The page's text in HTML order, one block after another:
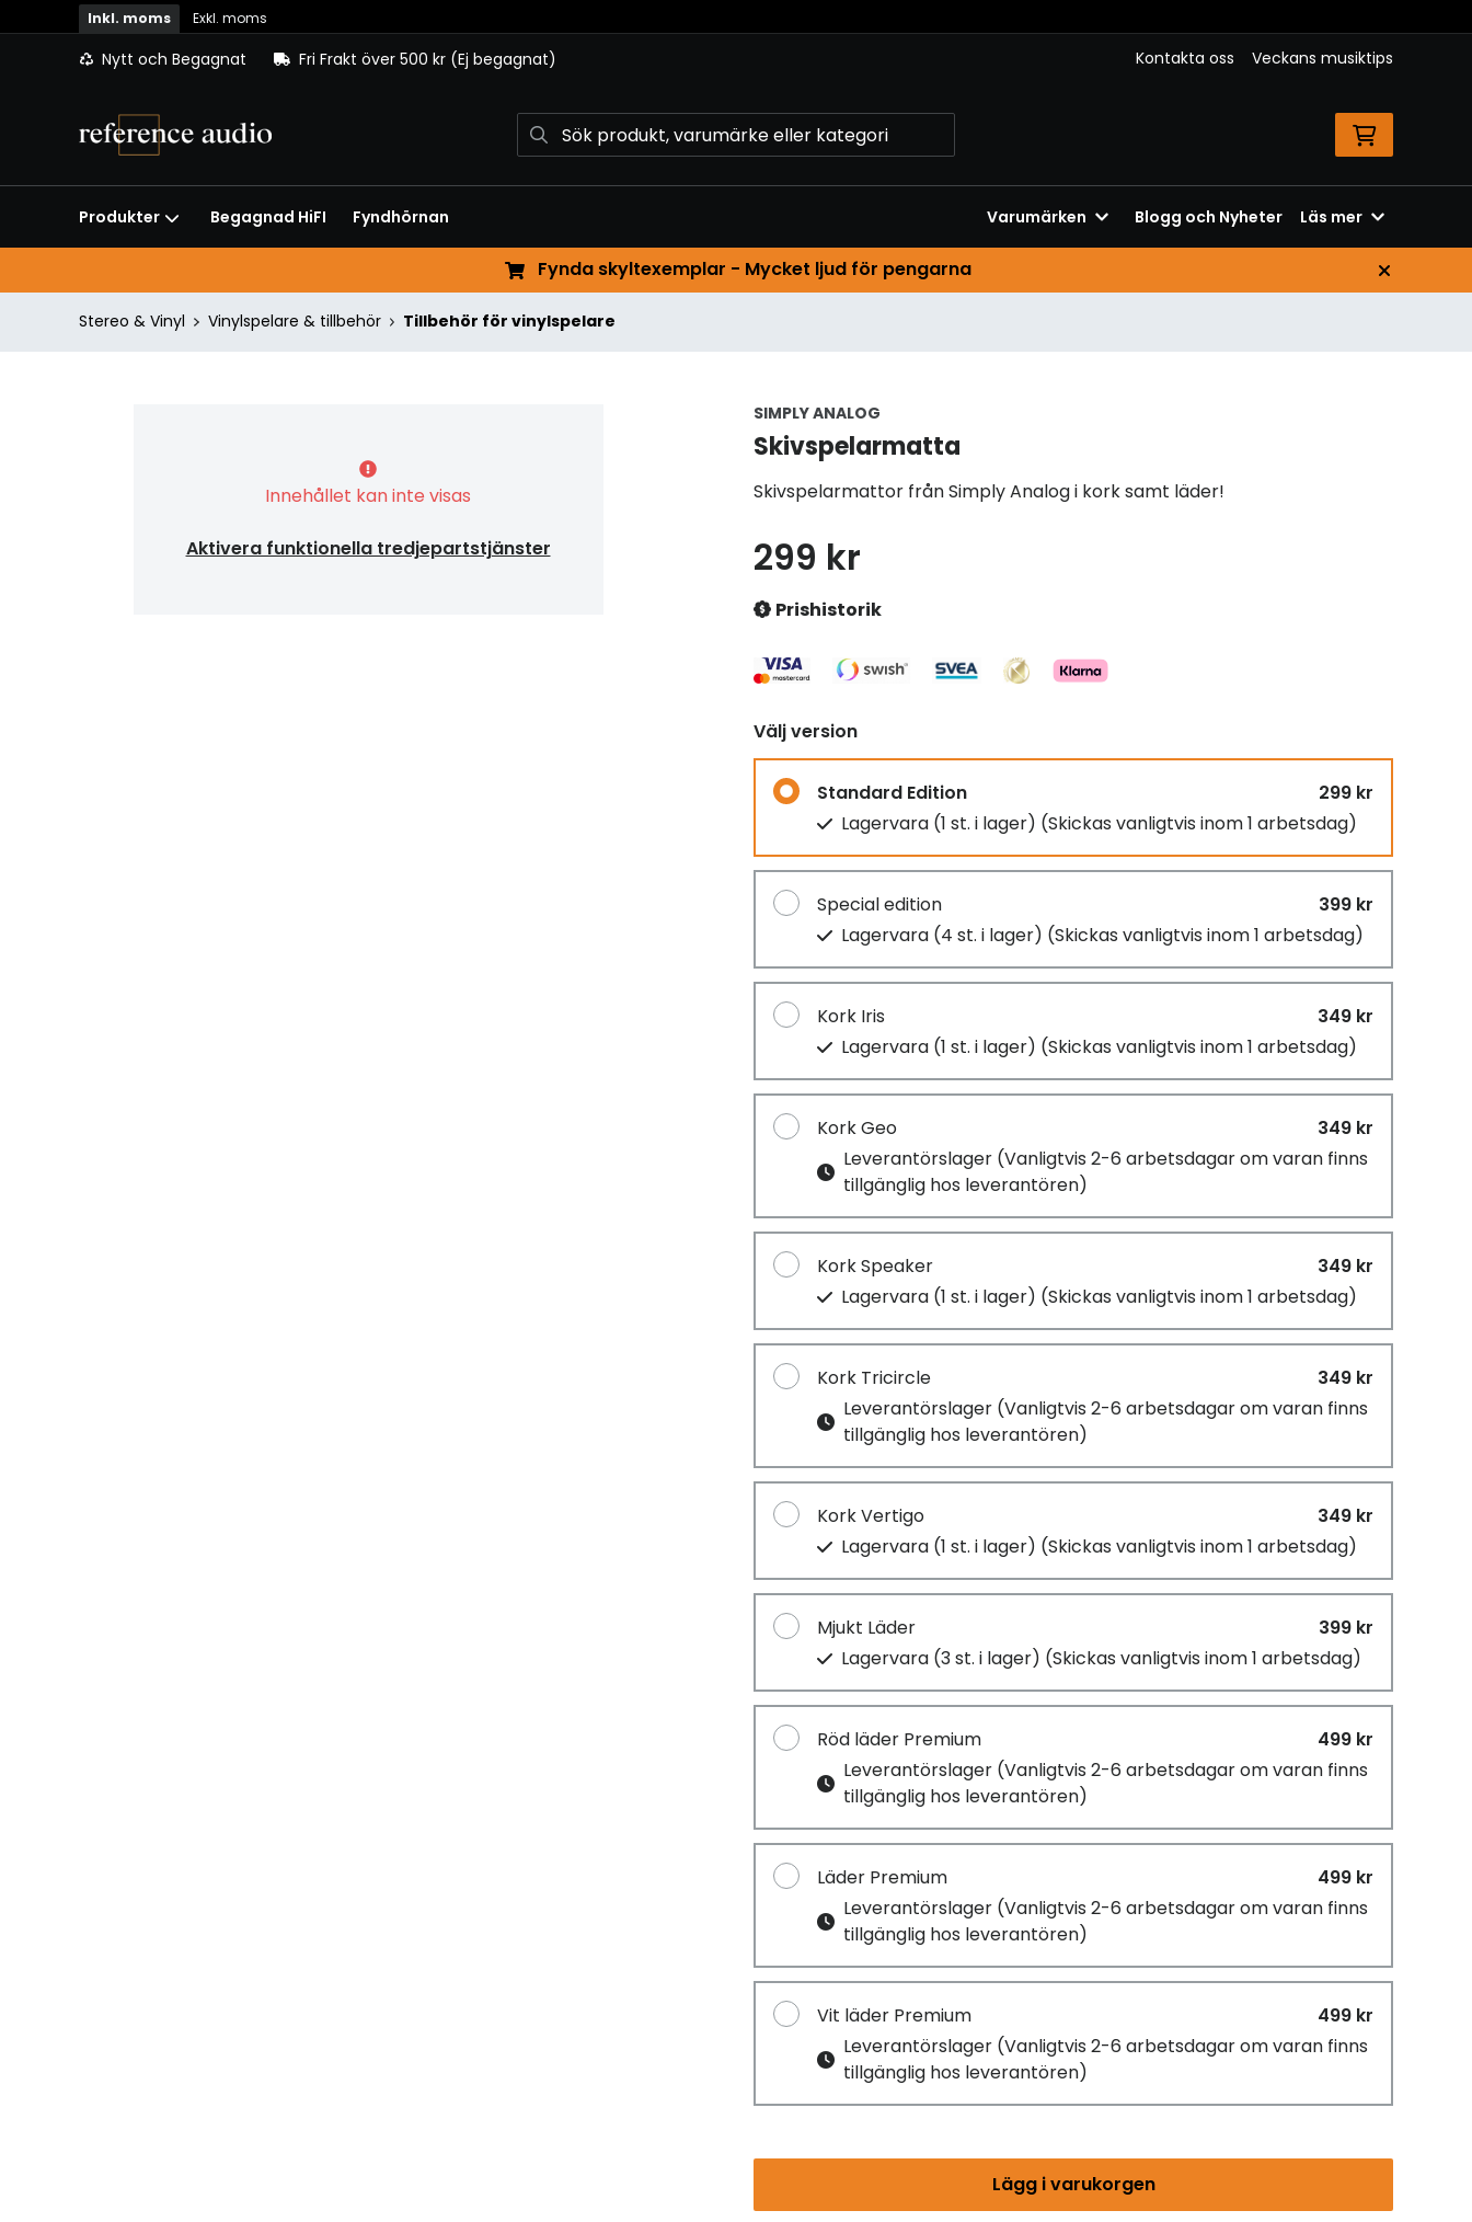
Inkl. moms Exkl. moms
Nytt och Begagnat Fri Frakt över 500 kr (Ej begagnat) Kontakta oss Veckans musiktips
Produkter Begagnad HiFI Fyndhörnan Varumärken Blogg och Nyheter Läs mer
Fynda skyltexemplar - Mycket ljud för pengarna
Stereo & Vinyl Vinylspelare & tillbehör Tillbehör för vinylspelare
Innehållet kan inte visas
Aktivera funktionella tredjepartstjänster
SIMPLY ANALOG
Skivspelarmatta
Skivspelarmattor från Simply Analog i kork samt läder!
299 kr
Prishistorik
Välj version
Standard Edition
299 kr
Lagervara (1 st. i lager) (Skickas vanligtvis inom 1 arbetsdag)
Special edition
399 kr
Lagervara (4 st. i lager) (Skickas vanligtvis inom 1 arbetsdag)
Kork Iris
349 kr
Lagervara (1 st. i lager) (Skickas vanligtvis inom 1 arbetsdag)
Kork Geo
349 kr
Leverantörslager (Vanligtvis 2-6 arbetsdagar om varan finns
tillgänglig hos leverantören)
Kork Speaker
349 kr
Lagervara (1 st. i lager) (Skickas vanligtvis inom 1 arbetsdag)
Kork Tricircle
349 kr
Leverantörslager (Vanligtvis 2-6 arbetsdagar om varan finns
tillgänglig hos leverantören)
Kork Vertigo
349 kr
Lagervara (1 st. i lager) (Skickas vanligtvis inom 1 arbetsdag)
Mjukt Läder
399 kr
Lagervara (3 st. i lager) (Skickas vanligtvis inom 1 arbetsdag)
Röd läder Premium
499 kr
Leverantörslager (Vanligtvis 2-6 arbetsdagar om varan finns
tillgänglig hos leverantören)
Läder Premium
499 kr
Leverantörslager (Vanligtvis 2-6 arbetsdagar om varan finns
tillgänglig hos leverantören)
Vit läder Premium
499 kr
Leverantörslager (Vanligtvis 2-6 arbetsdagar om varan finns
tillgänglig hos leverantören)
Lägg i varukorgen